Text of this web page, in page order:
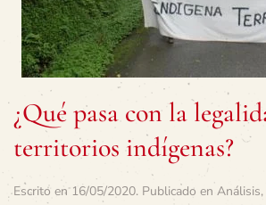
¿Qué pasa con la
territorios indígenas?
Escrito en16/05/2020. Publicado en Análisis,